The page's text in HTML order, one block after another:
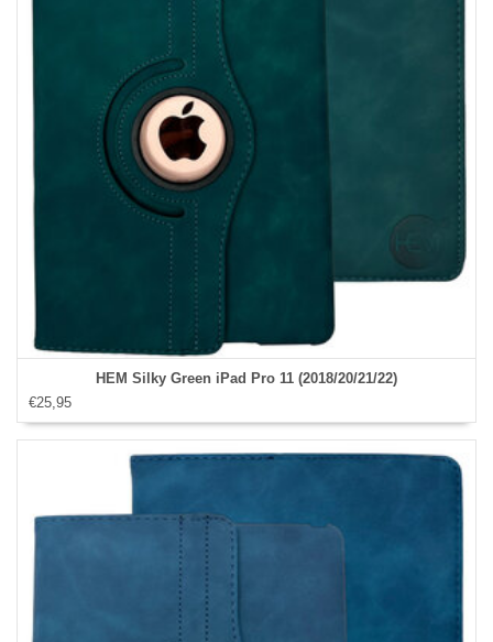
HEM Silky Green iPad Pro 11 (2018/20/21/22)
€25,95